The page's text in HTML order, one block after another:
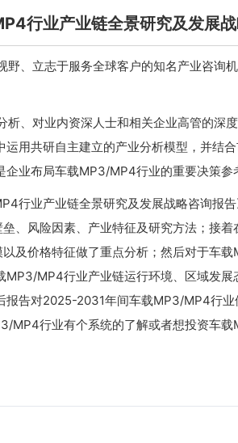
行业产业链全景研究及发展
、立志于服务全球客户的知名产业咨询
、对业内资深人士和相关企业高管的深
用共研自主建立的产业分析模型，并结
业布局车载MP3/MP4行业的重要决策参
业产业链全景研究及发展战略咨询报告
、风险因素、产业特征及研究方法；接着
及价格特征做了重点分析；然后对于车
MP4行业产业链运行环境、区域发展
报告对2025-2031年间车载MP3/MP4行
MP4行业有个系统的了解或者想投资车